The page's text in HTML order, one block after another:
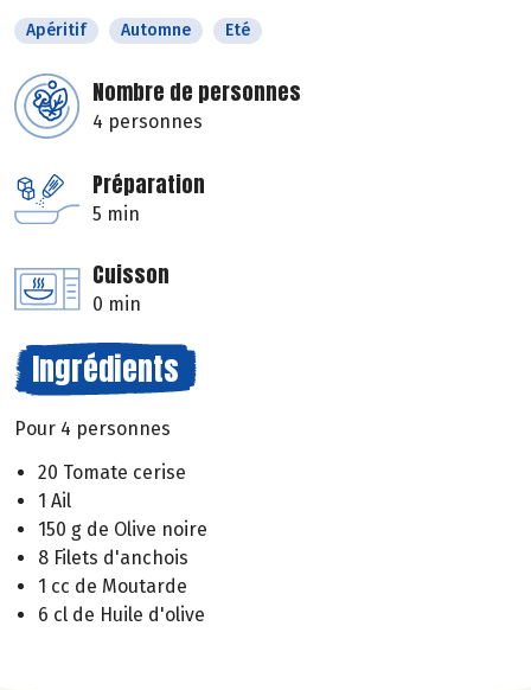
Apéritif Automne Eté
Nombre de personnes
4 personnes
Préparation
5 min
Cuisson
0 min
Ingrédients
Pour 4 personnes
20 Tomate cerise
1 Ail
150 g de Olive noire
8 Filets d'anchois
1 cc de Moutarde
6 cl de Huile d'olive